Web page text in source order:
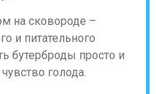
на сковороде –
и питательного
бутерброды просто и
голода.